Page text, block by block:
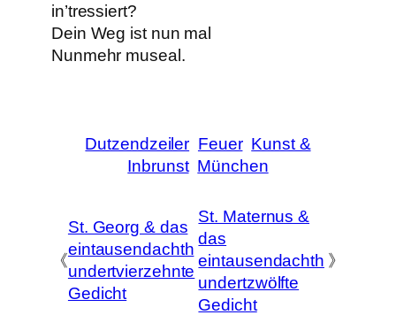
in’tressiert?
Dein Weg ist nun mal
Nunmehr museal.
Dutzendzeiler Feuer Kunst &
Inbrunst München
《
St. Georg & das
eintausendachth
undertvierzehnte
Gedicht
St. Maternus &
das
eintausendachth
undertzwölfte
Gedicht
》